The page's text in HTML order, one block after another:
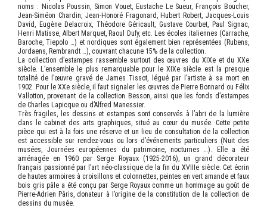
noms : Nicolas Poussin, Simon Vouet, Eustache Le Sueur, François Boucher,
Jean-Siméon Chardin, Jean-Honoré Fragonard, Hubert Robert, Jacques-Louis
David, Eugène Delacroix, Théodore Géricault, Gustave Courbet, Paul Signac,
Henri Matisse, Albert Marquet, Raoul Dufy, etc. Les écoles italiennes (Carrache,
Baroche, Tiepolo …) et nordiques sont également bien représentées (Rubens,
Jordaens, Rembrandt …), couvrant chacune 15% de la collection.
La collection d’estampes rassemble surtout des œuvres du XIXe et du XXe
siècle. L’ensemble le plus remarquable pour le XIXe siècle est la presque
totalité de l’œuvre gravé de James Tissot, légué par l’artiste à sa mort en
1902. Pour le XXe siècle, il faut signaler les œuvres de Pierre Bonnard ou Félix
Vallotton, provenant de la collection Besson, ainsi que les fonds d’estampes
de Charles Lapicque ou d’Alfred Manessier.
Très fragiles, les dessins et estampes sont conservés à l’abri de la lumière
dans le cabinet des arts graphiques, situé au cœur du musée. Cette petite
pièce qui est à la fois une réserve et un lieu de consultation de la collection
est accessible sur rendez-vous ou lors d’événements particuliers (Nuit des
musées, Journées européennes du patrimoine, nocturnes …). Elle a été
aménagée en 1960 par Serge Royaux (1925-2016), un grand décorateur
français passionné par l’art néo-classique de la fin du XVIIIe siècle. Cet écrin
de hautes armoires à croisillons et colonnettes, peintes en vert amande et faux
bois gris pâle a été conçu par Serge Royaux comme un hommage au goût de
Pierre-Adrien Pâris, donateur à l’origine de la constitution de la collection de
dessins du musée.